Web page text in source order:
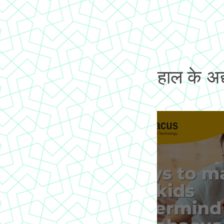
हाल के